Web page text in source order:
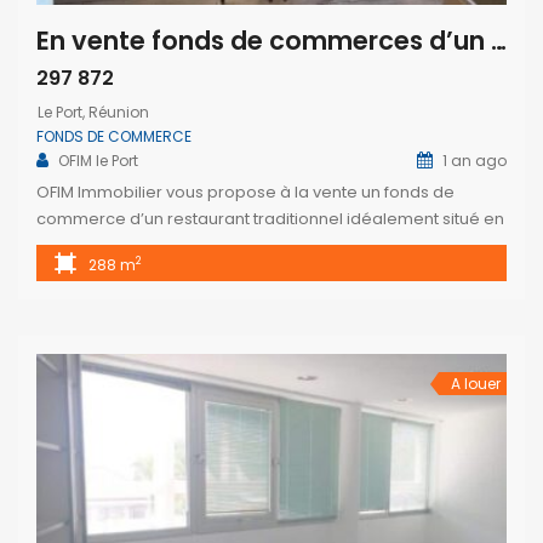
En vente fonds de commerces d’un restaurant traditionnel situé en plein centre-ville du Port
297 872
Le Port, Réunion
FONDS DE COMMERCE
OFIM le Port
1 an ago
OFIM Immobilier vous propose à la vente un fonds de
commerce d’un restaurant traditionnel idéalement situé en
plein cœur de la Ville-du-Port, sur une rue passante à forte
fréquentation, bénéficiant d’un emplacement stratégique.
intérieure conviviale ainsi qu’une […]
288 m2
A louer